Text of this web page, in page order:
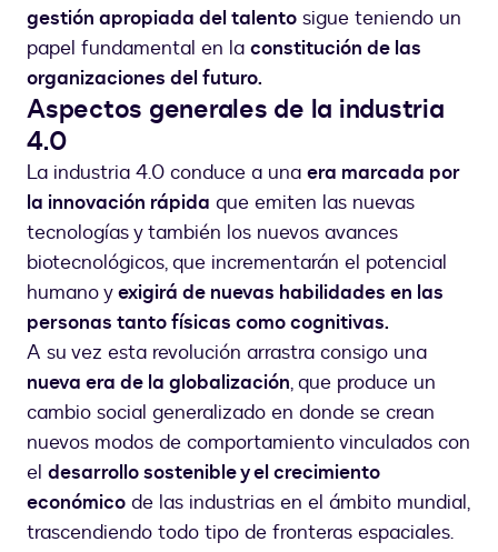
gestión apropiada del talento sigue teniendo un
papel fundamental en la constitución de las
organizaciones del futuro.
Aspectos generales de la industria
4.0
La industria 4.0 conduce a una era marcada por
la innovación rápida que emiten las nuevas
tecnologías y también los nuevos avances
biotecnológicos, que incrementarán el potencial
humano yexigirá de nuevas habilidades en las
personas tanto físicas como cognitivas.
A su vez esta revolución arrastra consigo una
nueva era de la globalización, que produce un
cambio social generalizado en donde se crean
nuevos modos de comportamiento vinculados con
el desarrollo sostenible y el crecimiento
económico de las industrias en el ámbito mundial,
trascendiendo todo tipo de fronteras espaciales.